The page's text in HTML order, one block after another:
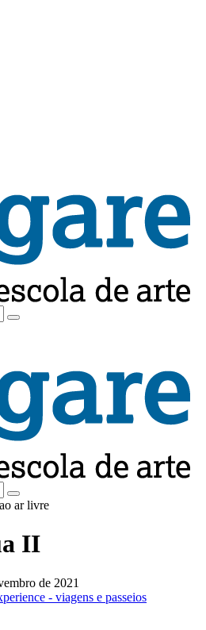
II
de 2021
- viagens e passeios